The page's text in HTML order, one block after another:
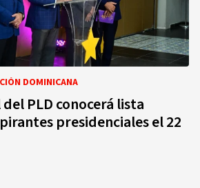
DOMINICANA
PLD conocerá lista
presidenciales el 22